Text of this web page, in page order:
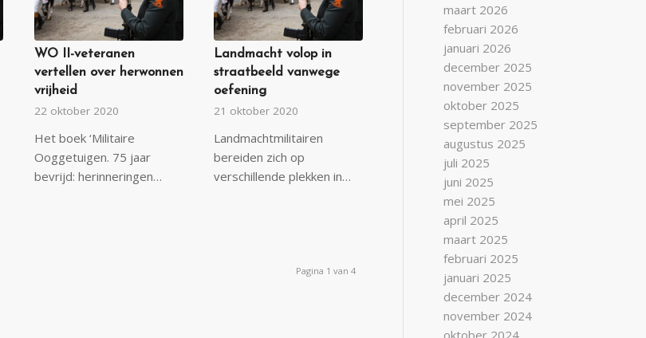
WO II-veteranen
vertellen over herwonnen
vrijheid
22 oktober 2020
Het boek ‘Militaire
Ooggetuigen. 75 jaar
bevrijd: herinneringen…
Landmacht volop in
straatbeeld vanwege
oefening
21 oktober 2020
Landmachtmilitairen
bereiden zich op
verschillende plekken in…
Pagina 1 van 4
maart 2026
februari 2026
januari 2026
december 2025
november 2025
oktober 2025
september 2025
augustus 2025
juli 2025
juni 2025
mei 2025
april 2025
maart 2025
februari 2025
januari 2025
december 2024
november 2024
oktober 2024